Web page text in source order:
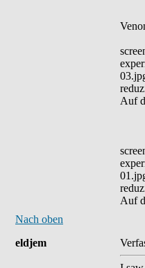
Auf
Auf
Nach oben
eldjem